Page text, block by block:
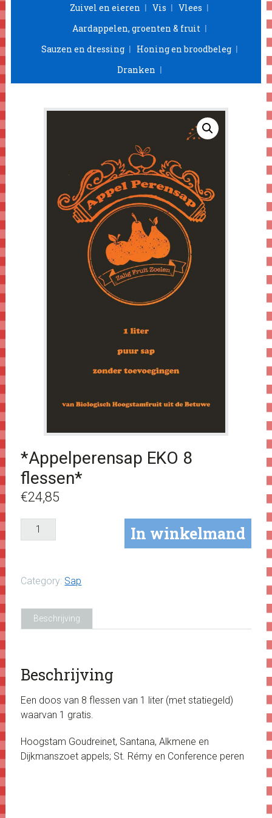
Zuivel en eieren
Vis
Vlees
Aardappelen, groenten & fruit
Sauzen en dressing
Honing en broodbeleg
Dranken
*Appelperensap EKO 8
flessen*
€24,85
*Appelperensap
EKO
aantal
In winkelmand
Category: Sap
Beschrijving
Beschrijving
Een doos van 8 flessen van 1 liter (met statiegeld)
waarvan 1 gratis.
Hoogstam Goudreinet, Santana, Alkmene en
Dijkmanszoet appels; St. Rémy en Conference peren